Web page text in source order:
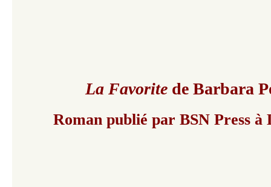
La Favorite de Barbara
Roman publié par BSN Press à